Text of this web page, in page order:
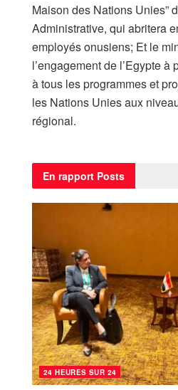
Maison des Nations Unies”
Administrative, qui abritera
employés onusiens; Et le
l’engagement de l’Egypte
à tous les programmes et
les Nations Unies aux
régional.
En rapport Posts
24 HEURES SUR 24